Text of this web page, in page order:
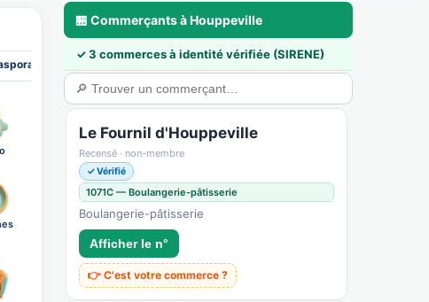
🏪 Commerçants à Houppeville
✓ 3 commerces à identité vérifiée (SIRENE)
Le Fournil d'Houppeville
Recensé · non-membre
✓ Vérifié
1071C — Boulangerie-pâtisserie
Boulangerie-pâtisserie
Afficher le n°
👉 C'est votre commerce ?